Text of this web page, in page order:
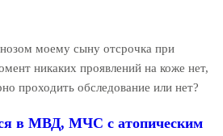
моему сыну отсрочка при
никаких проявлений на коже нет,
проходить обследование или нет?
в МВД, МЧС с атопическим